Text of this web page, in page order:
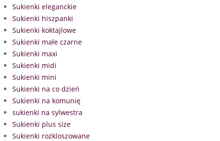
Sukienki eleganckie
Sukienki hiszpanki
Sukienki koktajlowe
Sukienki małe czarne
Sukienki maxi
Sukienki midi
Sukienki mini
Sukienki na co dzień
Sukienki na komunię
sukienki na sylwestra
Sukienki plus size
Sukienki rozkloszowane